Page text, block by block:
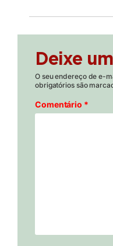
Deixe
O seu endereço de e-
obrigatórios são
Comentário *